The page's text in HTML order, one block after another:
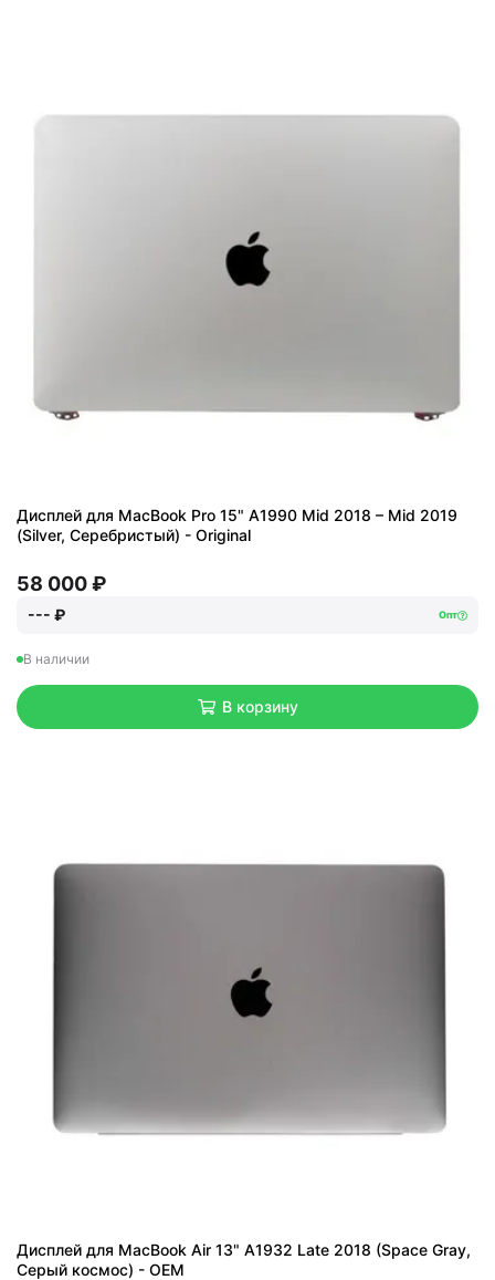
Дисплей для MacBook Pro 15" A1990 Mid 2018 – Mid 2019
(Silver, Серебристый) - Original
58 000 ₽
--- ₽ Опт
В наличии
В корзину
Дисплей для MacBook Air 13" A1932 Late 2018 (Space Gray,
Серый космос) - OEM